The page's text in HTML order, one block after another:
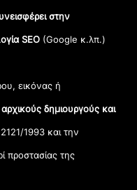
στην
SEO (Google κ.λπ.)
εικόνας ή
δημιουργούς και
1993 και την
προστασίας της